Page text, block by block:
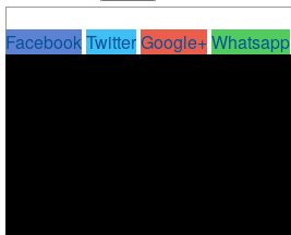
FacebookTwitterGoogle+Whatsapp